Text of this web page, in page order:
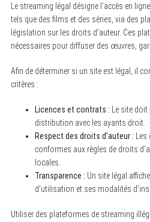
Le streaming légal désigne l’accès en
tels que des films et des séries, via des
législation sur les droits d’auteur. Ces
nécessaires pour diffuser des œuvres,
Afin de déterminer si un site est légal, il
critères :
Licences et contrats :
Le site
distribution avec les ayants droit.
Respect des droits d’auteur :
conformes aux règles de droits
locales.
Transparence : Un site légal
d’utilisation et ses modalités
Utiliser des plateformes de streaming